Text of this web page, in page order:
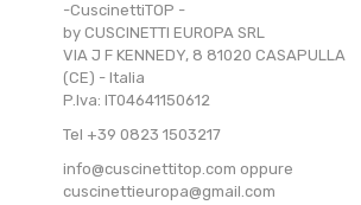
-CuscinettiTOP -
by CUSCINETTI EUROPA SRL
VIA J F KENNEDY, 8 81020 CASAPULLA
(CE) - Italia
P.Iva: IT04641150612
Tel +39 0823 1503217
info@cuscinettitop.com oppure
cuscinettieuropa@gmail.com